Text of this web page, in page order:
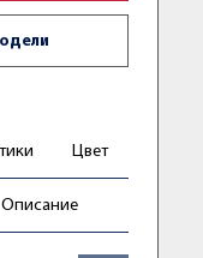
Цвет
Описание